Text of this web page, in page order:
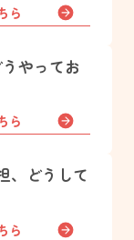
ら
やってお
ら
、どうして
ら